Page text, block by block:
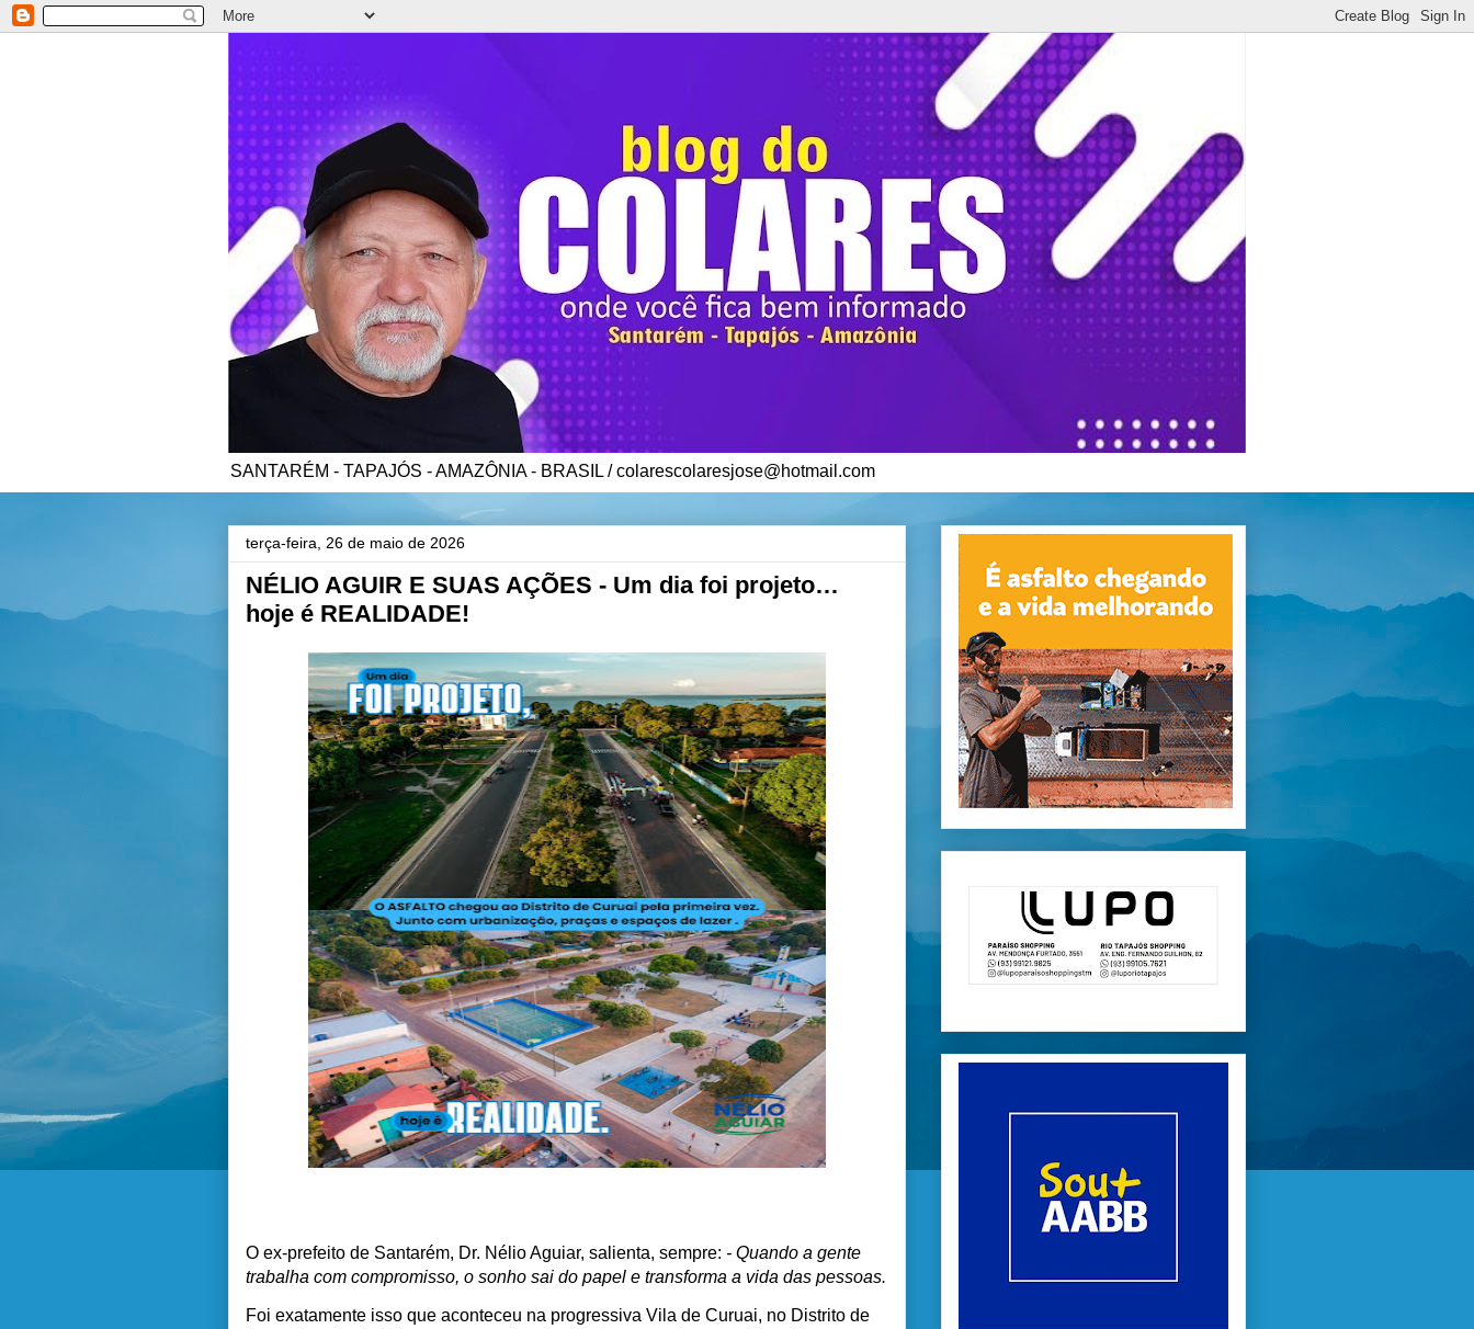
SANTARÉM - TAPAJÓS - AMAZÔNIA - BRASIL / colarescolaresjose@hotmail.com
terça-feira, 26 de maio de 2026
NÉLIO AGUIR E SUAS AÇÕES - Um dia foi projeto…
hoje é REALIDADE!
O ex-prefeito de Santarém, Dr. Nélio Aguiar, salienta, sempre: - Quando a gente
trabalha com compromisso, o sonho sai do papel e transforma a vida das pessoas.
Foi exatamente isso que aconteceu na progressiva Vila de Curuai, no Distrito de